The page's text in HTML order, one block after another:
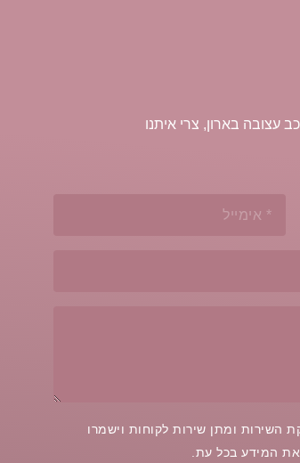
בארון, צרי איתנו
ומתן שירות לקוחות וישמרו
את המידע בכל עת.